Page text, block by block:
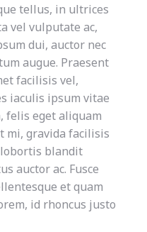
tellus, in ultrices
vel vulputate ac,
dui, auctor nec
augue. Praesent
facilisis vel,
iaculis ipsum vitae
felis eget aliquam
mi, gravida facilisis
blandit
auctor ac. Fusce
et quam
id rhoncus justo